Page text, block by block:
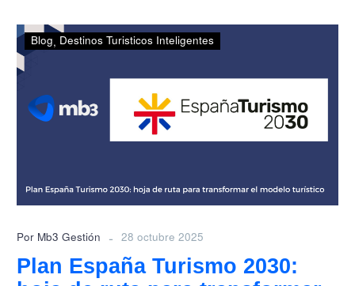
Plan
España
hoja
transformar
el
modelo
español
Blog Destinos Turisticos Inteligentes
Por Mb3 Gestión - 28 octubre 2025
Plan España Turismo 2030: